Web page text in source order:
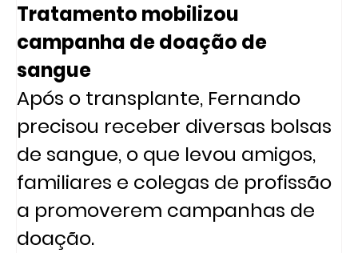
Tratamento mobilizou
campanha de doação de
sangue
Após o transplante, Fernando
precisou receber diversas bolsas
de sangue, o que levou amigos,
familiares e colegas de profissão
a promoverem campanhas de
doação.